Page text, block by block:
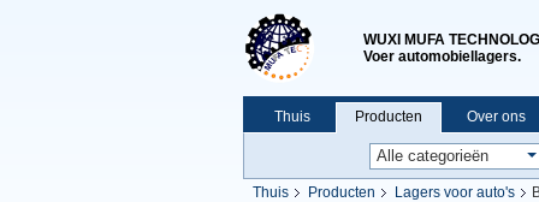
WUXI MUFA
Voer automobiellagers.
Thuis Producten Over ons
Thuis Producten Lagers voor auto's